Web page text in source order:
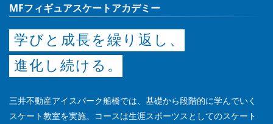
MFフィギュアスケートアカデミー
学びと成長を繰り返し、
進化し続ける。
三井不動産アイスパーク船橋では、基礎から段階的に学んでいく
スケート教室を実施。コースは生涯スポーツスとしてのスケート